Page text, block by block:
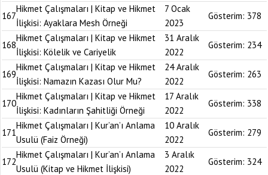
167
Hikmet Çalışmaları | Kitap ve Hikmet
İlişkisi: Ayaklara Mesh Örneği
7 Ocak
2023
Gösterim: 378
168
Hikmet Çalışmaları | Kitap ve Hikmet
İlişkisi: Kölelik ve Cariyelik
31 Aralık
2022
Gösterim: 234
169
Hikmet Çalışmaları | Kitap ve Hikmet
İlişkisi: Namazın Kazası Olur Mu?
24 Aralık
2022
Gösterim: 263
170
Hikmet Çalışmaları | Kitap ve Hikmet
İlişkisi: Kadınların Şahitliği Örneği
17 Aralık
2022
Gösterim: 338
171
Hikmet Çalışmaları | Kur’an’ı Anlama
Usulü (Faiz Örneği)
10 Aralık
2022
Gösterim: 279
172
Hikmet Çalışmaları | Kur’an’ı Anlama
Usulü (Kitap ve Hikmet İlişkisi)
3 Aralık
2022
Gösterim: 324